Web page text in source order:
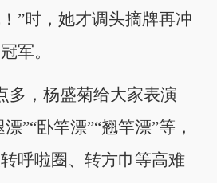
”时，她才调头摘牌再冲
军。
，杨盛菊给大家表演
”“卧竿漂”“翘竿漂”等，
呼啦圈、转方巾等高难